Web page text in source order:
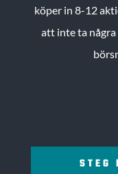
köper in 8-12
att inte ta
STEG